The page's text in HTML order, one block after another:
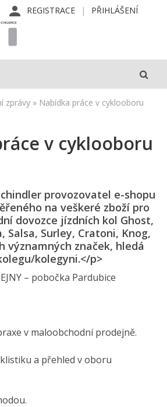
REGISTRACE PŘIHLÁŠENÍ
zprávy » Nabídka práce v cyklooboru
v cyklooboru
provozovatel e-shopu
na veškeré zboží pro
dovozce jízdních kol Ghost,
Salsa, Surley, Cratoni, Knog,
významných značek, hledá
kolegyni.</p>
– pobočka Pardubice
v maloobchodní prodejně.
a přehled v oboru